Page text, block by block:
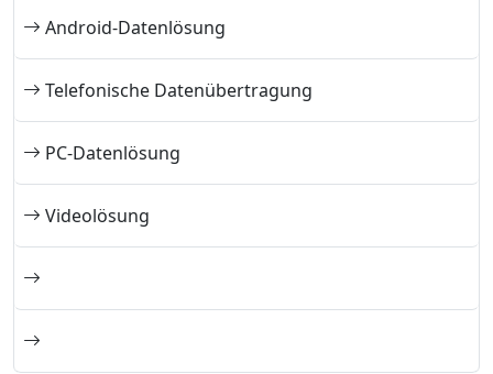
Android-Datenlösung
Telefonische Datenübertragung
PC-Datenlösung
Videolösung